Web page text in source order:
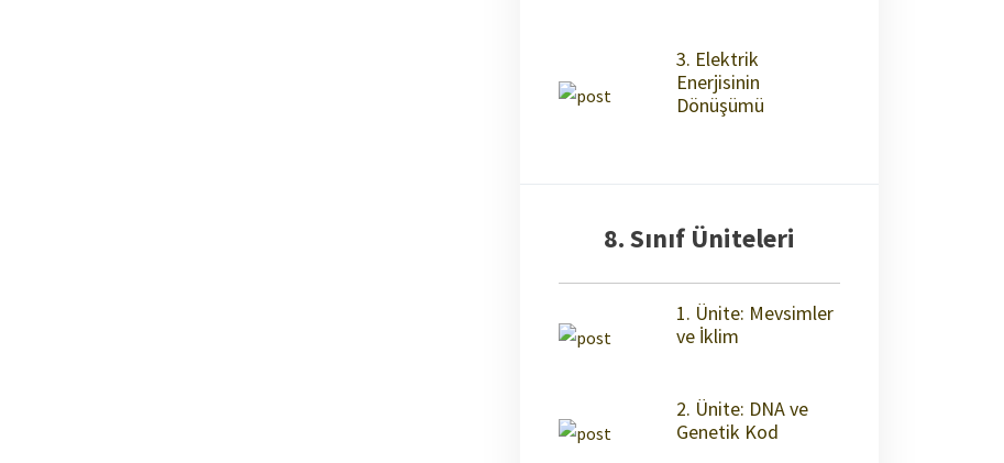
3. Elektrik
Enerjisinin
Dönüşümü
8. Sınıf Üniteleri
1. Ünite: Mevsimler
ve İklim
2. Ünite: DNA ve
Genetik Kod